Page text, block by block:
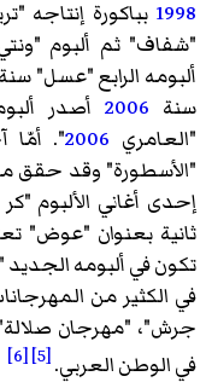
1998 بباكورة إنتاجه
"شفاف" ثم ألبوم
ألبومه الرابع "عسل" سنة
سنة 2006أصدر
"العامري 2006". أمّا
"الأسطورة" وقد حقق
إحدى أغاني الألبوم
ثانية بعنوان "عوض"
في الكثير من
جرش"، "مهرجان صلالة"
في الوطن العربي.[5]
[6]